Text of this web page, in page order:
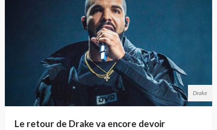
Drake
Le retour de Drake va encore devoir